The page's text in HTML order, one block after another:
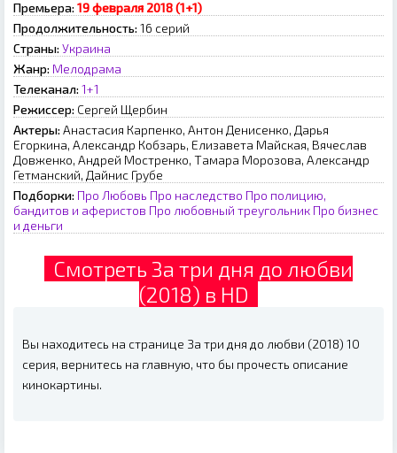
Премьера: 19 февраля 2018 (1+1)
Продолжительность: 16 серий
Страны: Украина
Жанр: Мелодрама
Телеканал: 1+1
Режиссер: Сергей Щербин
Актеры: Анастасия Карпенко, Антон Денисенко, Дарья
Егоркина, Александр Кобзарь, Елизавета Майская, Вячеслав
Довженко, Андрей Мостренко, Тамара Морозова, Александр
Гетманский, Дайнис Грубе
Подборки: Про Любовь Про наследство Про полицию,
бандитов и аферистов Про любовный треугольник Про бизнес
и деньги
Смотреть За три дня до любви
(2018) в HD
Вы находитесь на странице За три дня до любви (2018) 10
серия, вернитесь на главную, что бы прочесть описание
кинокартины.